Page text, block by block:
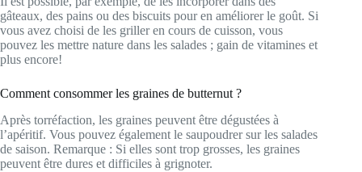
gâteaux, des pains ou des biscuits pour en améliorer le goût. Si
vous avez choisi de les griller en cours de cuisson, vous
pouvez les mettre nature dans les salades ; gain de vitamines et
plus encore!
Comment consommer les graines de butternut ?
Après torréfaction, les graines peuvent être dégustées à
l’apéritif. Vous pouvez également le saupoudrer sur les salades
de saison. Remarque : Si elles sont trop grosses, les graines
peuvent être dures et difficiles à grignoter.